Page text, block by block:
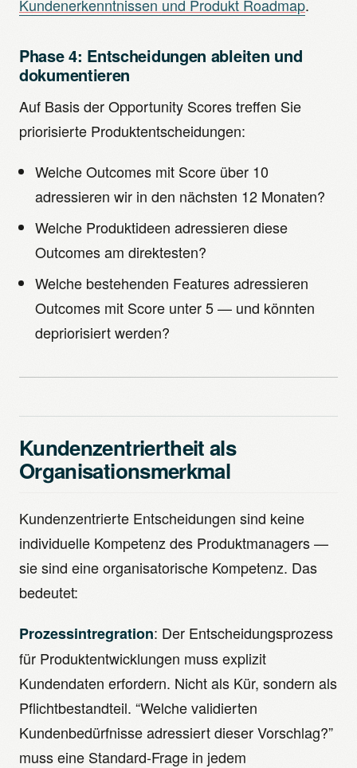
Kundenerkenntnissen und Produkt Roadmap.
Phase 4: Entscheidungen ableiten und
dokumentieren
Auf Basis der Opportunity Scores treffen Sie
priorisierte Produktentscheidungen:
Welche Outcomes mit Score über 10
adressieren wir in den nächsten 12 Monaten?
Welche Produktideen adressieren diese
Outcomes am direktesten?
Welche bestehenden Features adressieren
Outcomes mit Score unter 5 — und könnten
depriorisiert werden?
Kundenzentriertheit als
Organisationsmerkmal
Kundenzentrierte Entscheidungen sind keine
individuelle Kompetenz des Produktmanagers —
sie sind eine organisatorische Kompetenz. Das
bedeutet:
Prozessintregration: Der Entscheidungsprozess
für Produktentwicklungen muss explizit
Kundendaten erfordern. Nicht als Kür, sondern als
Pflichtbestandteil. “Welche validierten
Kundenbedürfnisse adressiert dieser Vorschlag?”
muss eine Standard-Frage in jedem